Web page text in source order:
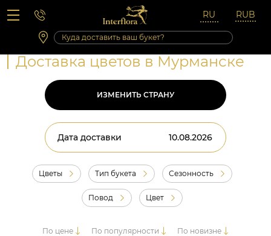
Вопросы-ответы
Сб 10:00 ‐ 14:00
Выходные и праздничные дни
Доставка цветов в Мурманске
ИЗМЕНИТЬ СТРАНУ
Дата доставки
Цветы Тип букета Сезонность
Повод Цвет
По цене По популярности По новизне